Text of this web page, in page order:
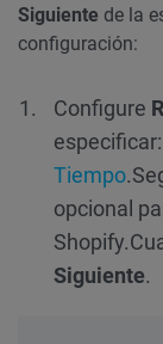
Siguiente de la
configuración:
Configure
especificar:
Tiempo.
opcional
Shopify.
Siguiente.